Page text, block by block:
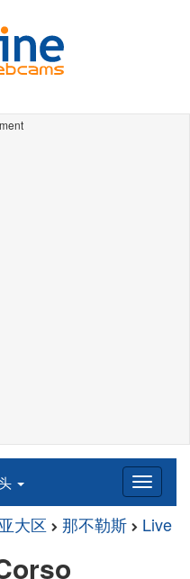
大区 那不勒斯 Live